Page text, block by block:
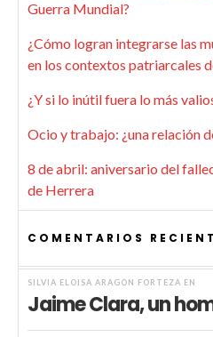
Guerra Mundial?
¿Cómo logran integrarse las
en los contextos patriarcales
¿Y si lo inútil fuera lo más
Ocio y trabajo: ¿una relación
8 de abril: aniversario del
de Herrera
COMENTARIOS
SILVIA ELOISA ARAGÓN FORTEZA EN
Jaime Clara, un